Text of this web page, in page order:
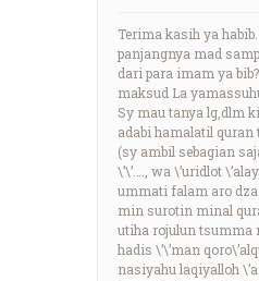
Terima kasih ya
panjangnya mad
dari para imam ya
maksud La
Sy mau tanya lg,dlm
adabi hamalatil quran
(sy ambil sebagian
\’\’…., wa \’uridlot
ummati falam aro
min surotin minal
utiha rojulun tsumma
hadis \’\’man
nasiyahu laqiyalloh